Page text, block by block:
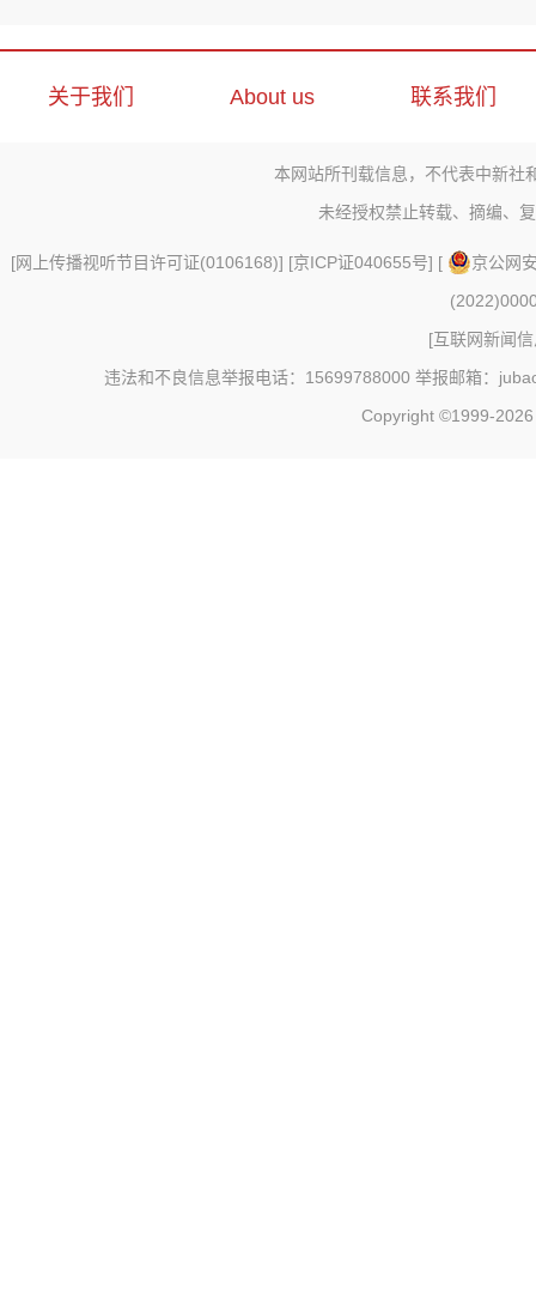
关于我们 About us 联系我们
本网站所刊载信息，不代表中新社
未经授权禁止转载、摘编、
[网上传播视听节目许可证(0106168)] [京ICP证040655号] [
京公网
[互联网新闻
违法和不良信息举报电话：15699788000 举报邮箱：
Copyright ©1999-